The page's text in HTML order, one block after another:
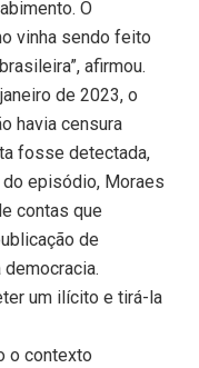
O
vinha sendo feito
afirmou.
de 2023, o
havia censura
fosse detectada,
episódio, Moraes
contas que
de
um ilícito e tirá-la
o contexto